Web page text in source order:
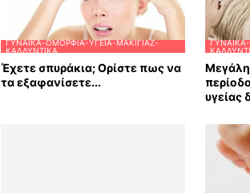
ΓΥΝΑΊΚΑ-ΟΜΟΡΦΙΆ-ΥΓΕΊΑ-ΜΑΚΙΓΙΆΖ-
ΚΑΛΛΥΝΤΙΚΆ
Έχετε σπυράκια; Ορίστε πως να
τα εξαφανίσετε...
Μεγάλη
υγείας